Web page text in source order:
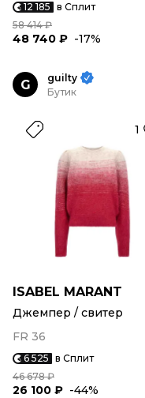
12 185 в Сплит
58 414 ₽
48 740 ₽ -17%
G
guilty
Бутик
1
ISABEL MARANT
Джемпер / свитер
FR 36
6 525 в Сплит
46 678 ₽
26 100 ₽ -44%